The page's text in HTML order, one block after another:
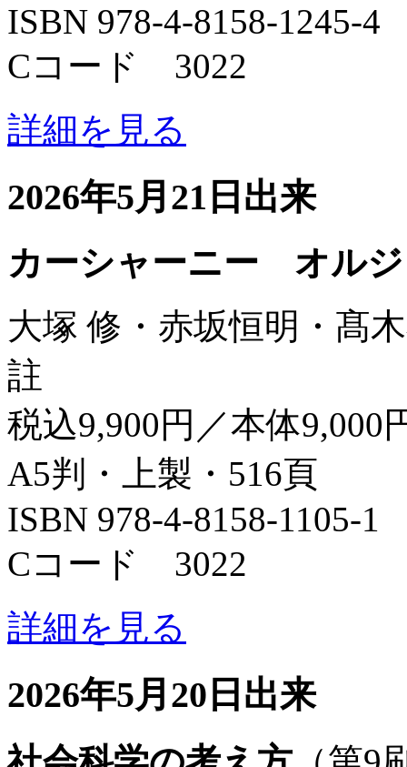
ISBN 978-4-8158-1245-4
Cコード 3022
詳細を見る
2026年5月21日出来
カーシャーニー オル
大塚 修・赤坂恒明・髙
註
税込9,900円／本体9,000
A5判・上製・516頁
ISBN 978-4-8158-1105-1
Cコード 3022
詳細を見る
2026年5月20日出来